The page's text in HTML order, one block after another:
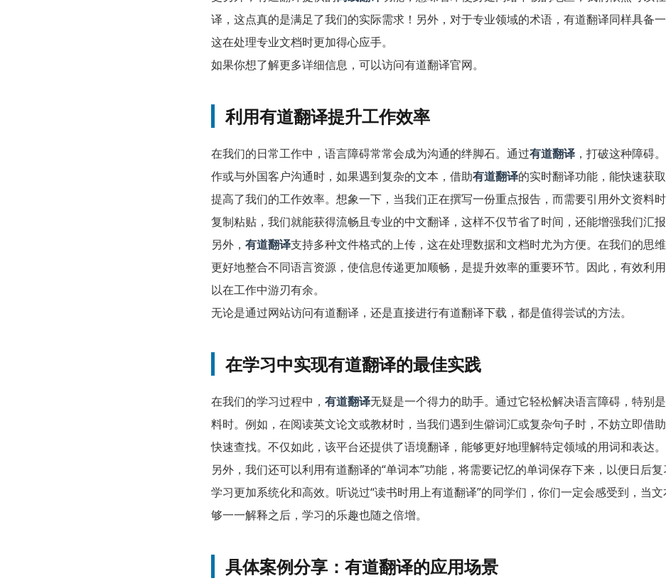
译，这点真的是满足了我们的实际需求！另外，对于专业领域的术语，有道翻译同样具备一
这在处理专业文档时更加得心应手。
如果你想了解更多详细信息，可以访问有道翻译官网。
利用有道翻译提升工作效率
在我们的日常工作中，语言障碍常常会成为沟通的绊脚石。通过有道翻译 ，打破这种障碍
作或与外国客户沟通时，如果遇到复杂的文本，借助有道翻译的实时翻译功能，能快速获
提高了我们的工作效率。想象一下，当我们正在撰写一份重点报告，而需要引用外文资料
复制粘贴，我们就能获得流畅且专业的中文翻译，这样不仅节省了时间，还能增强我们汇报
另外， 有道翻译支持多种文件格式的上传，这在处理数据和文档时尤为方便。在我们的思
更好地整合不同语言资源，使信息传递更加顺畅，是提升效率的重要环节。因此，有效利
以在工作中游刃有余。
无论是通过网站访问有道翻译，还是直接进行有道翻译下载，都是值得尝试的方法。
在学习中实现有道翻译的最佳实践
在我们的学习过程中， 有道翻译无疑是一个得力的助手。通过它轻松解决语言障碍，特别
料时。例如，在阅读英文论文或教材时，当我们遇到生僻词汇或复杂句子时，不妨立即借
快速查找。不仅如此，该平台还提供了语境翻译，能够更好地理解特定领域的用词和表达。
另外，我们还可以利用有道翻译的“单词本”功能，将需要记忆的单词保存下来，以便日后
学习更加系统化和高效。听说过“读书时用上有道翻译”的同学们，你们一定会感受到，当
够一一解释之后，学习的乐趣也随之倍增。
具体案例分享：有道翻译的应用场景